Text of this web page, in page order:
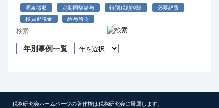
源泉徴収
定期同額給与 特別税額控除
必要経費
役員退職金
給与所得
年別事例一覧
税務研究会ホームページの著作権は税務研究会に帰属します。